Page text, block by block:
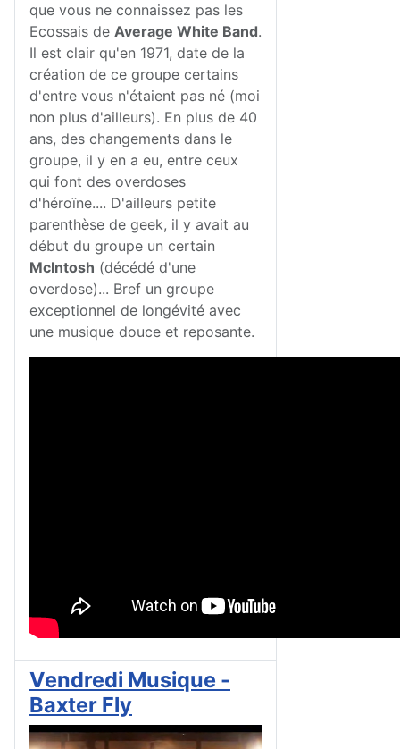
que vous ne connaissez pas les
Ecossais de Average White Band.
Il est clair qu'en 1971, date de la
création de ce groupe certains
d'entre vous n'étaient pas né (moi
non plus d'ailleurs). En plus de 40
ans, des changements dans le
groupe, il y en a eu, entre ceux
qui font des overdoses
d'héroïne.... D'ailleurs petite
parenthèse de geek, il y avait au
début du groupe un certain
McIntosh (décédé d'une
overdose)... Bref un groupe
exceptionnel de longévité avec
une musique douce et reposante.
Vendredi Musique -
Baxter Fly